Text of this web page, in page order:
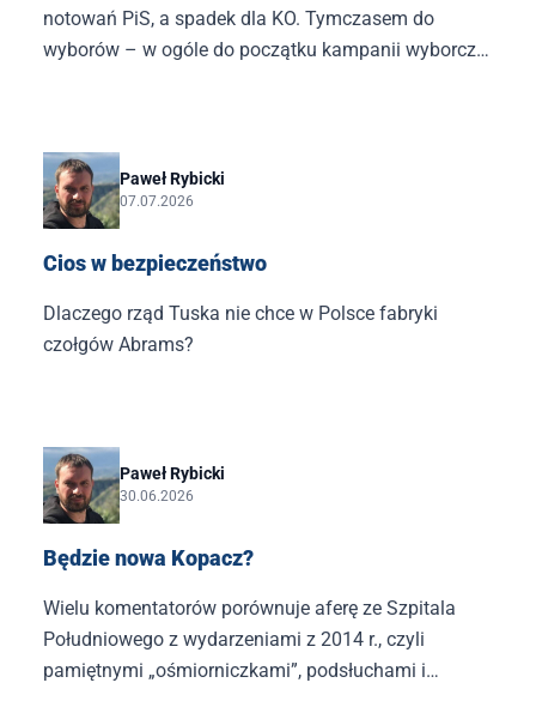
notowań PiS, a spadek dla KO. Tymczasem do
wyborów – w ogóle do początku kampanii wyborczej
Paweł Rybicki
07.07.2026
Cios w bezpieczeństwo
Dlaczego rząd Tuska nie chce w Polsce fabryki
czołgów Abrams?
Paweł Rybicki
30.06.2026
Będzie nowa Kopacz?
Wielu komentatorów porównuje aferę ze Szpitala
Południowego z wydarzeniami z 2014 r., czyli
pamiętnymi „ośmiorniczkami”, podsłuchami i